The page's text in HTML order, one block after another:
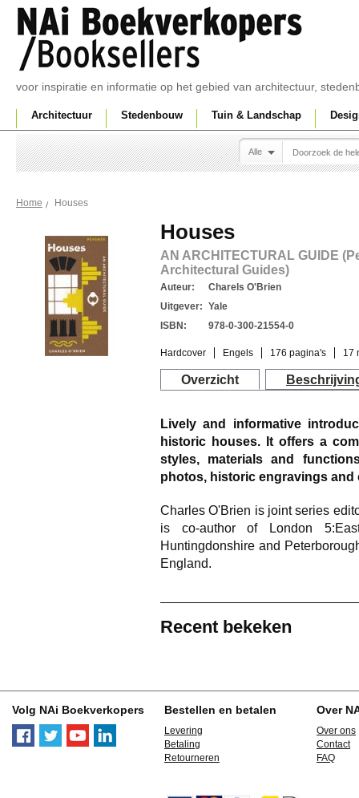
voor inspiratie en informatie op het gebied van architectuur,
Architectuur Stedenbouw Tuin & Landschap
Alle
Home Houses
Houses
AN ARCHITECTURAL GUIDE
Architectural Guides)
Auteur:
Charels O'Brien
Uitgever: Yale
ISBN:
978-0-300-21554-0
Hardcover Engels 176 pagina's 17
Overzicht
Lively and informative
historic houses. It offers a
styles, materials and
photos, historic engravings and
Charles O'Brien is joint series
is co-author ofLondon
Huntingdonshire and
England.
Recent bekeken
Volg NAi Boekverkopers Bestellen en betalen
Levering
Betaling
Retourneren
Over
Over ons
Contact
FAQ